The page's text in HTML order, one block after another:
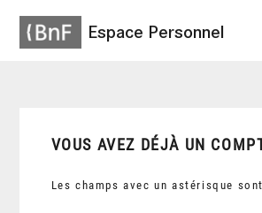
Espace Personnel
VOUS AVEZ DÉJÀ UN
Les champs avec un astérisque